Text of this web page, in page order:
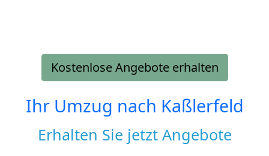
Kostenlose Angebote erhalten
Ihr Umzug nach Kaßlerfeld
Erhalten Sie jetzt Angebote